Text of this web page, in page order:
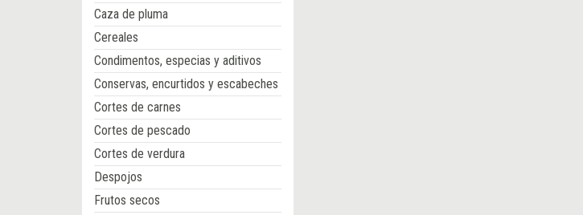
Caza de pluma
Cereales
Condimentos, especias y aditivos
Conservas, encurtidos y escabeches
Cortes de carnes
Cortes de pescado
Cortes de verdura
Despojos
Frutos secos